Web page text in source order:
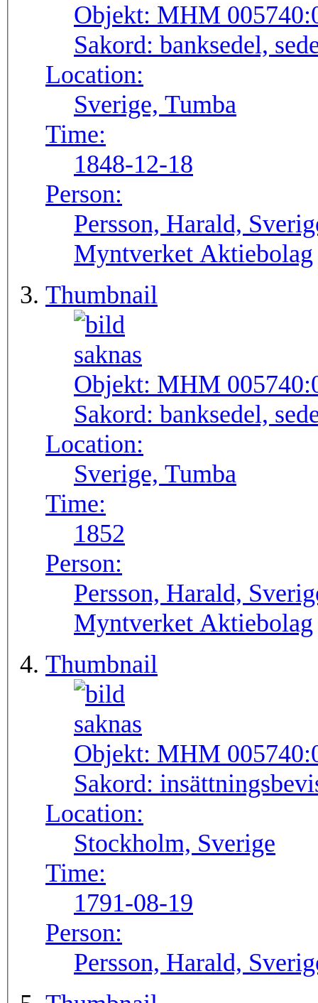
Objekt: MHM
Sakord: banksedel,
Location:
Sverige, Tumba
Time:
1848-12-18
Person:
Persson, Harald,
Myntverket Aktiebolag
Thumbnail
Objekt: MHM
Sakord: banksedel,
Location:
Sverige, Tumba
Time:
1852
Person:
Persson, Harald,
Myntverket Aktiebolag
Thumbnail
Objekt: MHM
Sakord:
Location:
Stockholm, Sverige
Time:
1791-08-19
Person:
Persson, Harald,